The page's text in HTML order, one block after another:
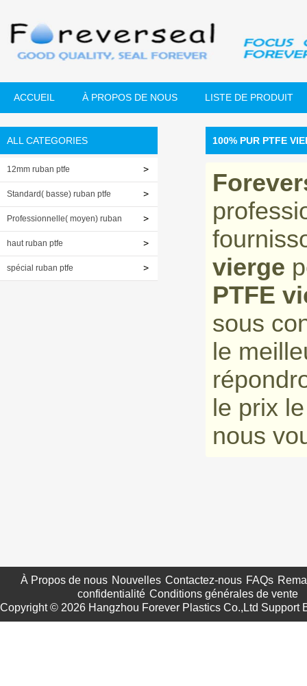
ACCUEIL À PROPOS DE NOUS LISTE DE PRODUIT
ALL CATEGORIES
12mm ruban ptfe
Standard( basse) ruban ptfe
Professionnelle( moyen) ruban
ptfehaut ruban ptfe
spécial ruban ptfe
100% PUR PTFE
vierge
PTFE
sous
le
le prix
nous
À Propos de nous Nouvelles Contactez-nous FAQs
confidentialité Conditions générales de vente
Copyright © 2026 Hangzhou Forever Plastics Co.,Ltd Support